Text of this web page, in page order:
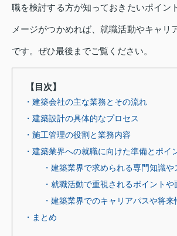
職を検討する方が知っておきたいポイン
メージがつかめれば、就職活動やキャリ
です。ぜひ最後までご覧ください。
【目次】
・建築会社の主な業務とその流れ
・建築設計の具体的なプロセス
・施工管理の役割と業務内容
・建築業界への就職に向けた準備とポイ
・建築業界で求められる専門知識や
・就職活動で重視されるポイントや
・建築業界でのキャリアパスや将来
・まとめ